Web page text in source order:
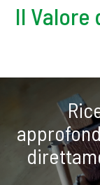
Il Valore